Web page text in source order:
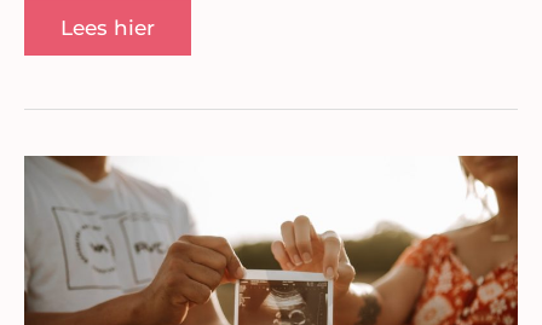
Lees hier
Als
een
zwangerschap
niet
in
de
baarmoeder
zit: